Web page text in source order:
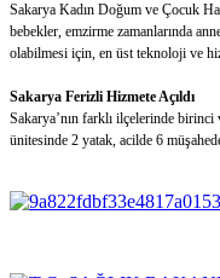
Sakarya Kadın Doğum ve Çocuk
bebekler, emzirme zamanlarında
olabilmesi için, en üst teknoloji ve
Sakarya Ferizli Hizmete Açıldı
Sakarya’nın farklı ilçelerinde birinci
ünitesinde 2 yatak, acilde 6